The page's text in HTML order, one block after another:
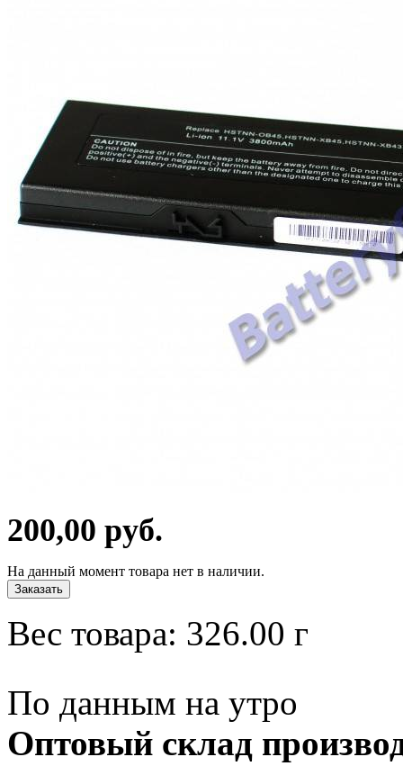
200,00 руб.
На данный момент товара нет в наличии.
Заказать
Вес товара: 326.00 г
По данным на утро
Оптовый склад